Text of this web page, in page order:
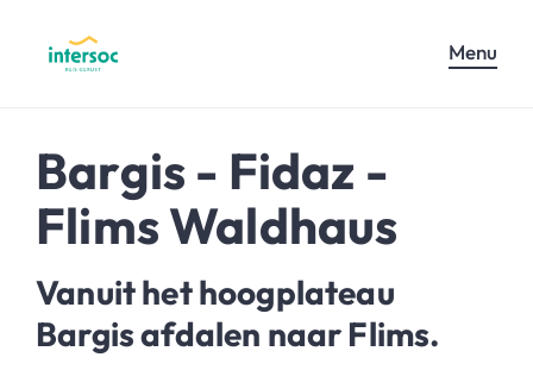
Menu
Bargis - Fidaz -
Flims Waldhaus
Vanuit het hoogplateau
Bargis afdalen naar Flims.